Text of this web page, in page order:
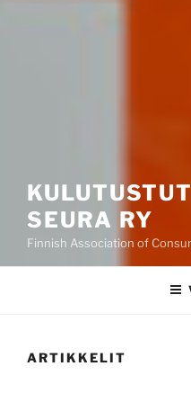
SEURA RY
Finnish Association of
ARTIKKELIT